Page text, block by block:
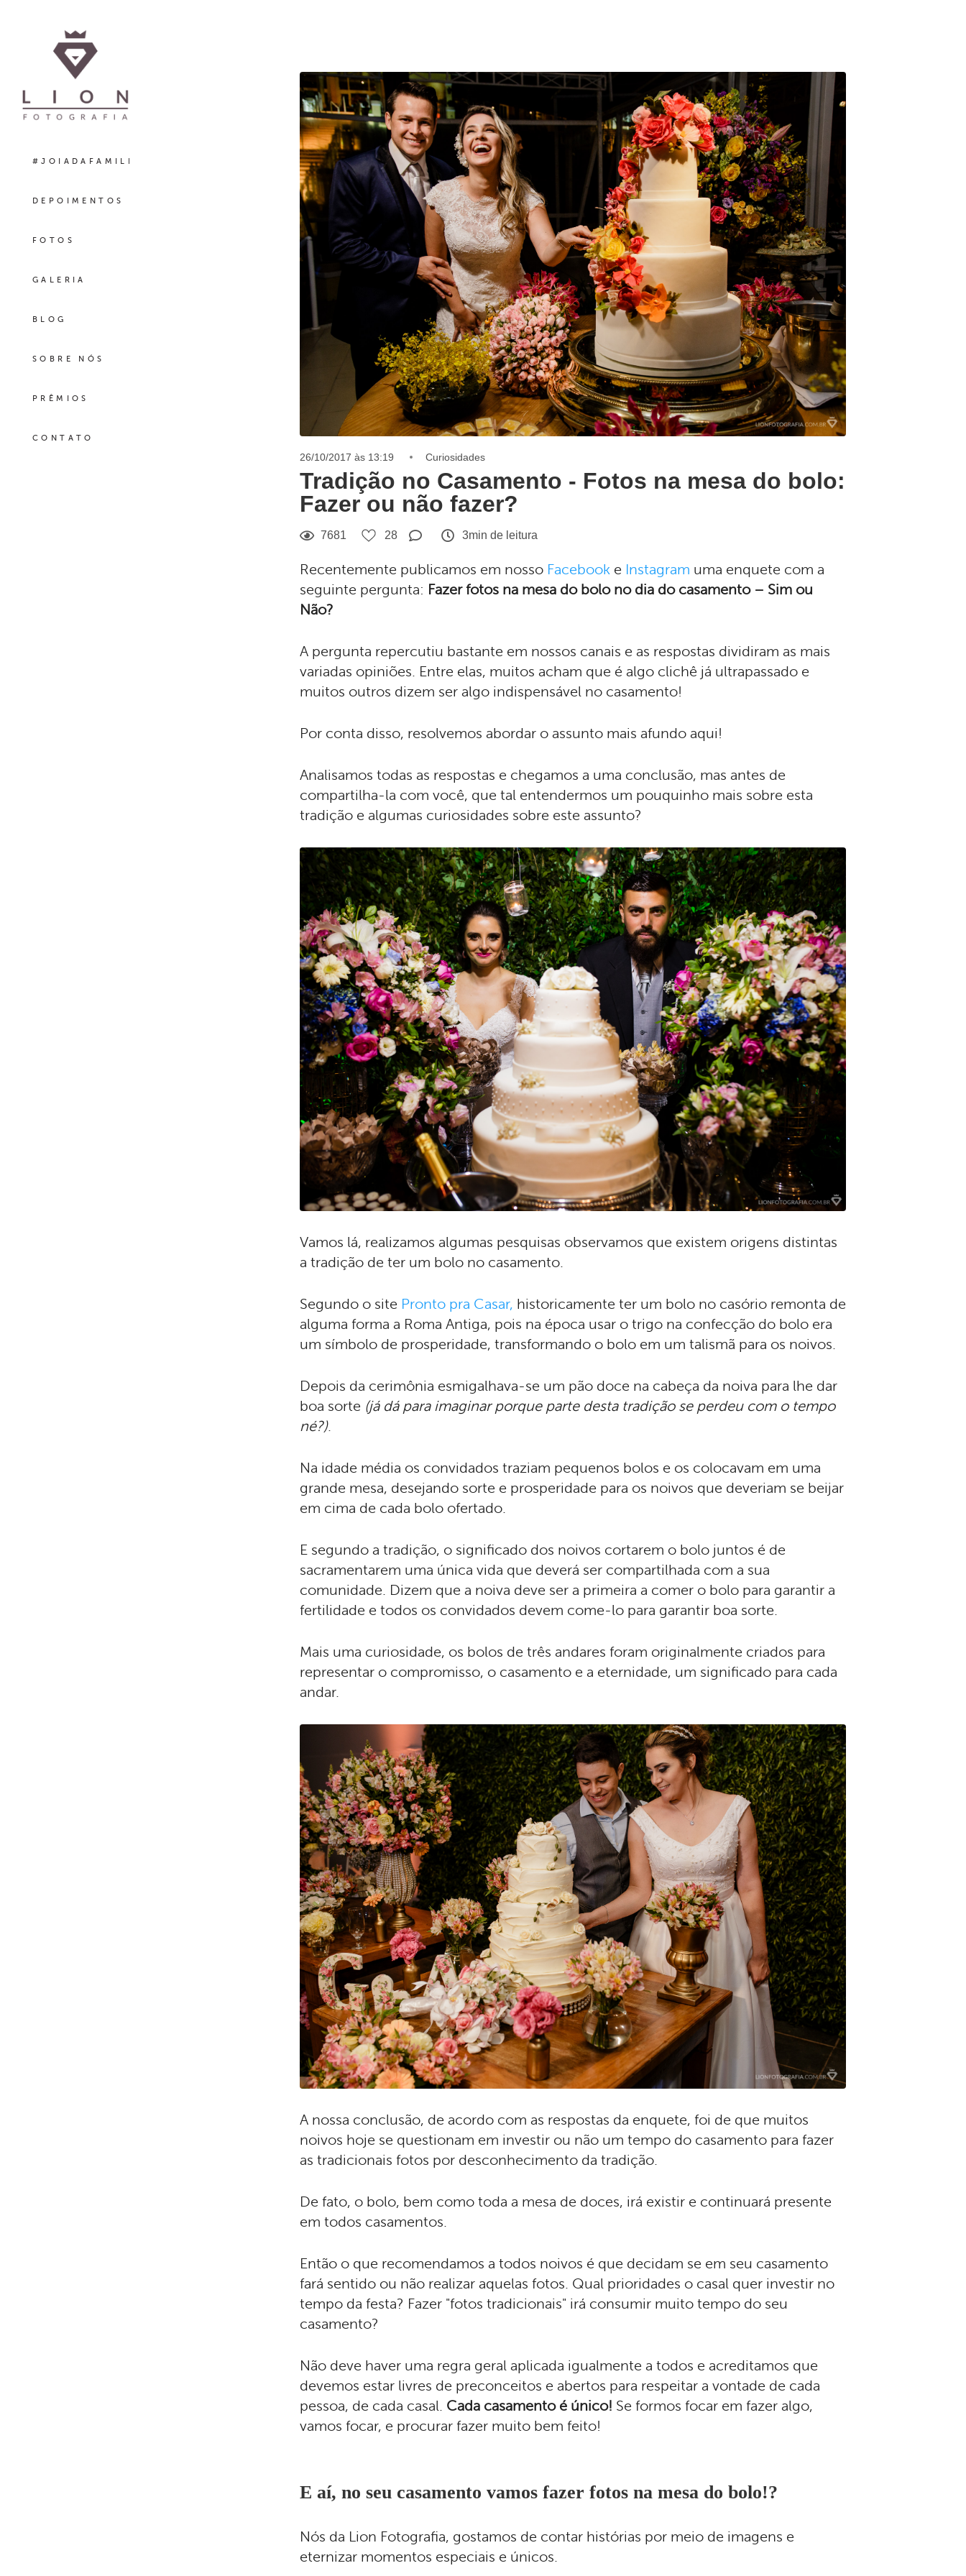
#JOIADAFAMILIA
DEPOIMENTOS
FOTOS
GALERIA
BLOG
SOBRE NÓS
PRÊMIOS
CONTATO
26/10/2017 às 13:19 Curiosidades
Tradição no Casamento - Fotos na mesa do bolo:
Fazer ou não fazer?
7681 28 3min de leitura
Recentemente publicamos em nosso Facebook e Instagram uma enquete com a
seguinte pergunta: Fazer fotos na mesa do bolo no dia do casamento – Sim ou
Não?
A pergunta repercutiu bastante em nossos canais e as respostas dividiram as mais
variadas opiniões. Entre elas, muitos acham que é algo clichê já ultrapassado e
muitos outros dizem ser algo indispensável no casamento!
Por conta disso, resolvemos abordar o assunto mais afundo aqui!
Analisamos todas as respostas e chegamos a uma conclusão, mas antes de
compartilha-la com você, que tal entendermos um pouquinho mais sobre esta
tradição e algumas curiosidades sobre este assunto?
Vamos lá, realizamos algumas pesquisas observamos que existem origens distintas
a tradição de ter um bolo no casamento.
Segundo o site Pronto pra Casar, historicamente ter um bolo no casório remonta de
alguma forma a Roma Antiga, pois na época usar o trigo na confecção do bolo era
um símbolo de prosperidade, transformando o bolo em um talismã para os noivos.
Depois da cerimônia esmigalhava-se um pão doce na cabeça da noiva para lhe dar
boa sorte (já dá para imaginar porque parte desta tradição se perdeu com o tempo
né?).
Na idade média os convidados traziam pequenos bolos e os colocavam em uma
grande mesa, desejando sorte e prosperidade para os noivos que deveriam se beijar
em cima de cada bolo ofertado.
E segundo a tradição, o significado dos noivos cortarem o bolo juntos é de
sacramentarem uma única vida que deverá ser compartilhada com a sua
comunidade. Dizem que a noiva deve ser a primeira a comer o bolo para garantir a
fertilidade e todos os convidados devem come-lo para garantir boa sorte.
Mais uma curiosidade, os bolos de três andares foram originalmente criados para
representar o compromisso, o casamento e a eternidade, um significado para cada
andar.
A nossa conclusão, de acordo com as respostas da enquete, foi de que muitos
noivos hoje se questionam em investir ou não um tempo do casamento para fazer
as tradicionais fotos por desconhecimento da tradição.
De fato, o bolo, bem como toda a mesa de doces, irá existir e continuará presente
em todos casamentos.
Então o que recomendamos a todos noivos é que decidam se em seu casamento
fará sentido ou não realizar aquelas fotos. Qual prioridades o casal quer investir no
tempo da festa? Fazer "fotos tradicionais" irá consumir muito tempo do seu
casamento?
Não deve haver uma regra geral aplicada igualmente a todos e acreditamos que
devemos estar livres de preconceitos e abertos para respeitar a vontade de cada
pessoa, de cada casal. Cada casamento é único! Se formos focar em fazer algo,
vamos focar, e procurar fazer muito bem feito!
E aí, no seu casamento vamos fazer fotos na mesa do bolo!?
Nós da Lion Fotografia, gostamos de contar histórias por meio de imagens e
eternizar momentos especiais e únicos.